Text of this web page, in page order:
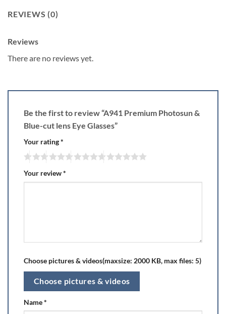
REVIEWS (0)
Reviews
There are no reviews yet.
Be the first to review “A941 Premium Photosun &
Blue-cut lens Eye Glasses”
Your rating*
Your review*
Choose pictures & videos(maxsize: 2000 KB, max files: 5)
Choose pictures & videos
Name*